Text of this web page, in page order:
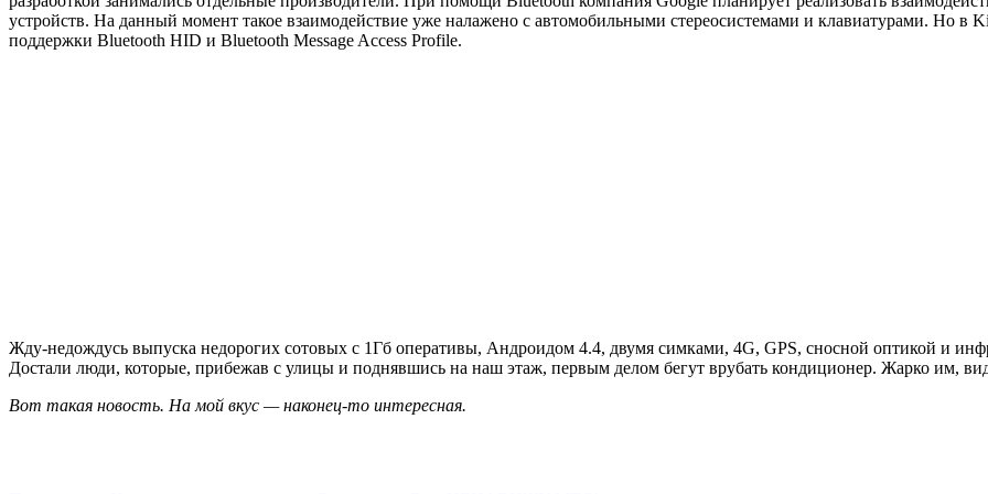
устройств. На данный момент такое взаимодействие уже налажено с автомобильными стереосистемами и клавиатурами. Но в
поддержки Bluetooth HID и Bluetooth Message Access Profile.
Жду-недождусь выпуска недорогих сотовых с 1Гб оперативы, Андроидом 4.4, двумя симками, 4G, GPS, сносной оптикой и
Достали люди, которые, прибежав с улицы и поднявшись на наш этаж, первым делом бегут врубать кондиционер. Жарко им,
Вот такая новость. На мой вкус — наконец-то интересная.